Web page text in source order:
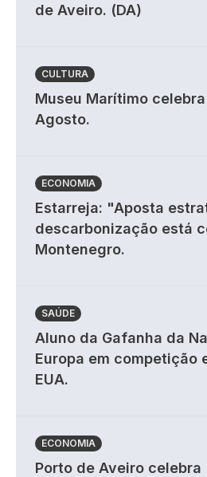
de Aveiro. (DA)
CULTURA
Museu Marítimo
Agosto.
ECONOMIA
Estarreja: "Aposta
descarbonização está
Montenegro.
SAÚDE
Aluno da Gafanha da
Europa em competição
EUA.
ECONOMIA
Porto de Aveiro celebra